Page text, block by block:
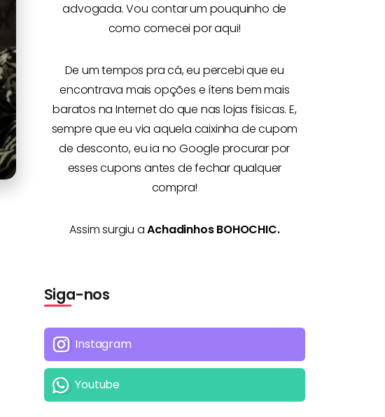
advogada. Vou contar um pouquinho de
como comecei por aqui!
De um tempos pra cá, eu percebi que eu
encontrava mais opções eítens bem mais
baratos na Internetdo que nas lojas físicas. E,
sempre que eu via aquela caixinha de cupom
de desconto, eu ia no Google procurar por
esses cupons antes de fechar qualquer
compra!
Assim surgiu aAchadinhos BOHOCHIC.
Siga-nos
Instagram
Youtube